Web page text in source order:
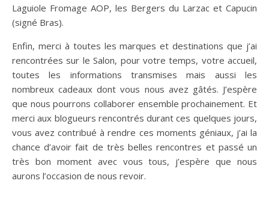
Laguiole Fromage AOP, les Bergers du Larzac et Capucin
(signé Bras).
Enfin, merci à toutes les marques et destinations que j’ai
rencontrées sur le Salon, pour votre temps, votre accueil,
toutes les informations transmises mais aussi les
nombreux cadeaux dont vous nous avez gâtés. J’espère
que nous pourrons collaborer ensemble prochainement. Et
merci aux blogueurs rencontrés durant ces quelques jours,
vous avez contribué à rendre ces moments géniaux, j’ai la
chance d’avoir fait de très belles rencontres et passé un
très bon moment avec vous tous, j’espère que nous
aurons l’occasion de nous revoir.